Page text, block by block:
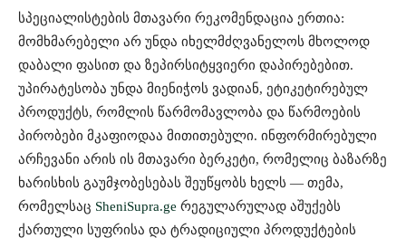
სპეციალისტების მთავარი რეკომენდაცია ერთია:
მომხმარებელი არ უნდა იხელმძღვანელოს მხოლოდ
დაბალი ფასით და ზეპირსიტყვიერი დაპირებებით.
უპირატესობა უნდა მიენიჭოს ვადიან, ეტიკეტირებულ
პროდუქტს, რომლის წარმომავლობა და წარმოების
პირობები მკაფიოდაა მითითებული. ინფორმირებული
არჩევანი არის ის მთავარი ბერკეტი, რომელიც ბაზარზე
ხარისხის გაუმჯობესებას შეუწყობს ხელს — თემა,
რომელსაც SheniSupra.ge რეგულარულად აშუქებს
ქართული სუფრისა და ტრადიციული პროდუქტების